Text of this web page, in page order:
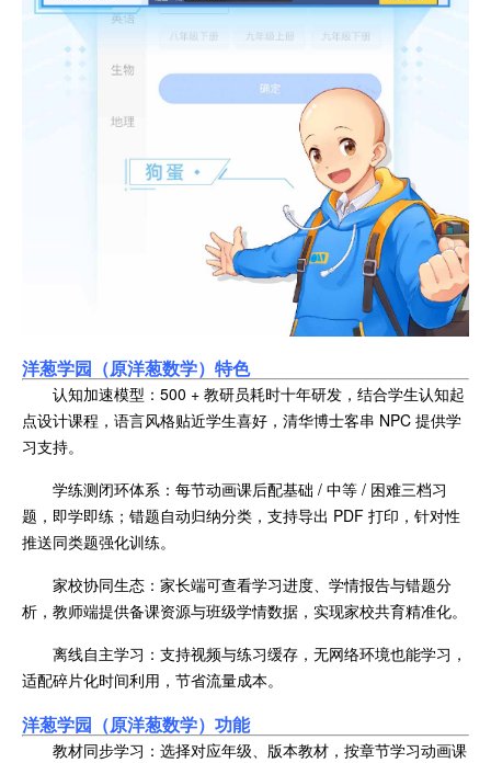
洋葱学园（原洋葱数学）特色
认知加速模型：500 + 教研员耗时十年研发，结合学生认知起
点设计课程，语言风格贴近学生喜好，清华博士客串 NPC 提供学
习支持。
学练测闭环体系：每节动画课后配基础 / 中等 / 困难三档习
题，即学即练；错题自动归纳分类，支持导出 PDF 打印，针对性
推送同类题强化训练。
家校协同生态：家长端可查看学习进度、学情报告与错题分
析，教师端提供备课资源与班级学情数据，实现家校共育精准化。
离线自主学习：支持视频与练习缓存，无网络环境也能学习，
适配碎片化时间利用，节省流量成本。
洋葱学园（原洋葱数学）功能
教材同步学习：选择对应年级、版本教材，按章节学习动画课